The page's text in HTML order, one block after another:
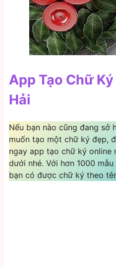
App Tạo Chữ
Hải
Nếu bạn nào cũng đang sở
muốn tạo một chữ ký đẹp,
ngay app tạo chữ ký online
dưới nhé. Với hơn 1000
bạn có được chữ ký theo